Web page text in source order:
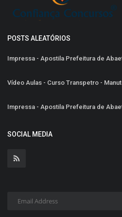
POSTS ALEATÓRIOS
Impressa - Apostila Prefeitura de
Vídeo Aulas - Curso Transpetro -
Impressa - Apostila Prefeitura de
SOCIAL MEDIA